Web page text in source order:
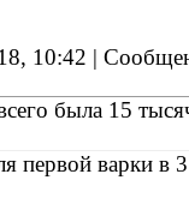
10:42 |
была 15
варки в